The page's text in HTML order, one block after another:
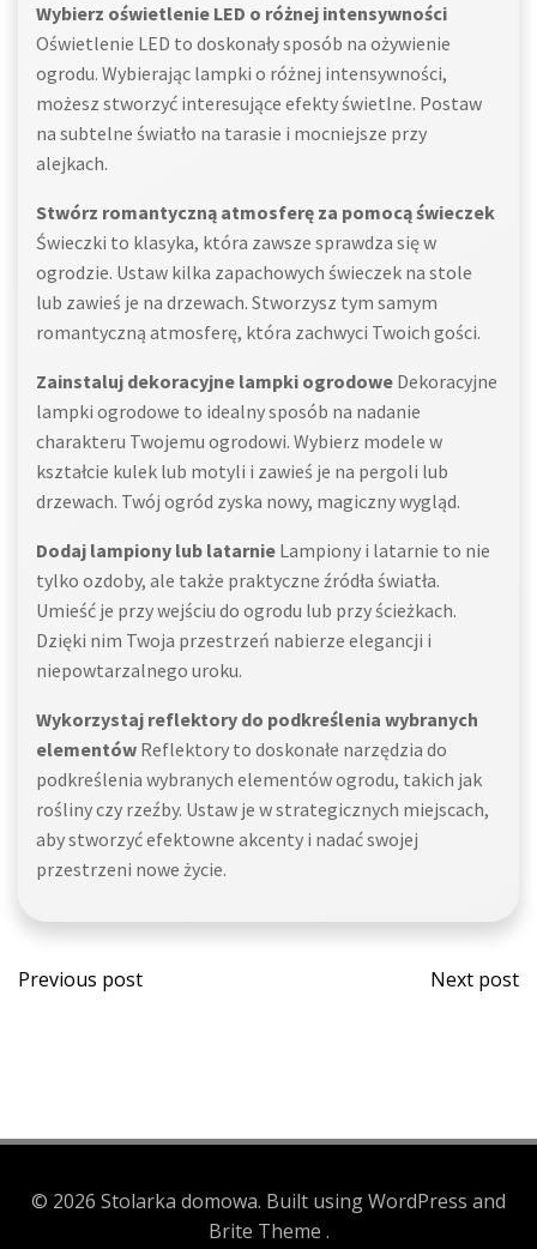
Wybierz oświetlenie LED o różnej intensywności
Oświetlenie LED to doskonały sposób na ożywienie
ogrodu. Wybierając lampki o różnej intensywności,
możesz stworzyć interesujące efekty świetlne. Postaw
na subtelne światło na tarasie i mocniejsze przy
alejkach.
Stwórz romantyczną atmosferę za pomocą świeczek
Świeczki to klasyka, która zawsze sprawdza się w
ogrodzie. Ustaw kilka zapachowych świeczek na stole
lub zawieś je na drzewach. Stworzysz tym samym
romantyczną atmosferę, która zachwyci Twoich gości.
Zainstaluj dekoracyjne lampki ogrodowe Dekoracyjne
lampki ogrodowe to idealny sposób na nadanie
charakteru Twojemu ogrodowi. Wybierz modele w
kształcie kulek lub motyli i zawieś je na pergoli lub
drzewach. Twój ogród zyska nowy, magiczny wygląd.
Dodaj lampiony lub latarnie Lampiony i latarnie to nie
tylko ozdoby, ale także praktyczne źródła światła.
Umieść je przy wejściu do ogrodu lub przy ścieżkach.
Dzięki nim Twoja przestrzeń nabierze elegancji i
niepowtarzalnego uroku.
Wykorzystaj reflektory do podkreślenia wybranych
elementów Reflektory to doskonałe narzędzia do
podkreślenia wybranych elementów ogrodu, takich jak
rośliny czy rzeźby. Ustaw je w strategicznych miejscach,
aby stworzyć efektowne akcenty i nadać swojej
przestrzeni nowe życie.
Post
Previous post
Post
Next post
© 2026 Stolarka domowa. Built using WordPress and
Brite Theme .